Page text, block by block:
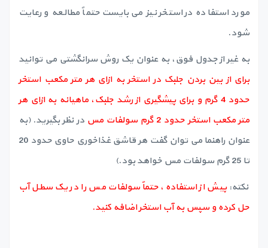
مورد استفاده در استخر نیز می بایست حتماً مطالعه و رعایت
شود.
به غیر از جدول فوق، به عنوان یک روش سرانگشتی می توانید
برای از بین بردن جلبک در استخر به ازای هر متر مکعب استخر
حدود 4 گرم و برای پیشگیری از رشد جلبک، ماهیانه
به ازای هر
متر مکعب استخر حدود 2 گرم
سولفات مس در نظر بگیرید. (به
عنوان راهنما می توان گفت هر قاشق غذاخوری حاوی حدود 20
تا 25 گرم سولفات مس خواهد بود.)
نکته:پیش از استفاده، حتماً سولفات مس را در یک سطل آب
حل کرده و سپس به آب استخر اضافه کنید.